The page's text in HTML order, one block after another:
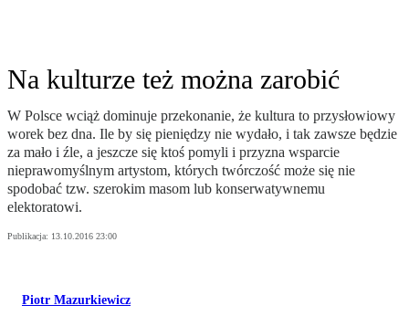
Na kulturze też można zarobić
W Polsce wciąż dominuje przekonanie, że kultura to przysłowiowy
worek bez dna. Ile by się pieniędzy nie wydało, i tak zawsze będzie
za mało i źle, a jeszcze się ktoś pomyli i przyzna wsparcie
nieprawomyślnym artystom, których twórczość może się nie
spodobać tzw. szerokim masom lub konserwatywnemu
elektoratowi.
Publikacja: 13.10.2016 23:00
Piotr Mazurkiewicz